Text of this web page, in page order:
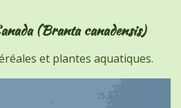
(Branta canadensis)
et plantes aquatiques.